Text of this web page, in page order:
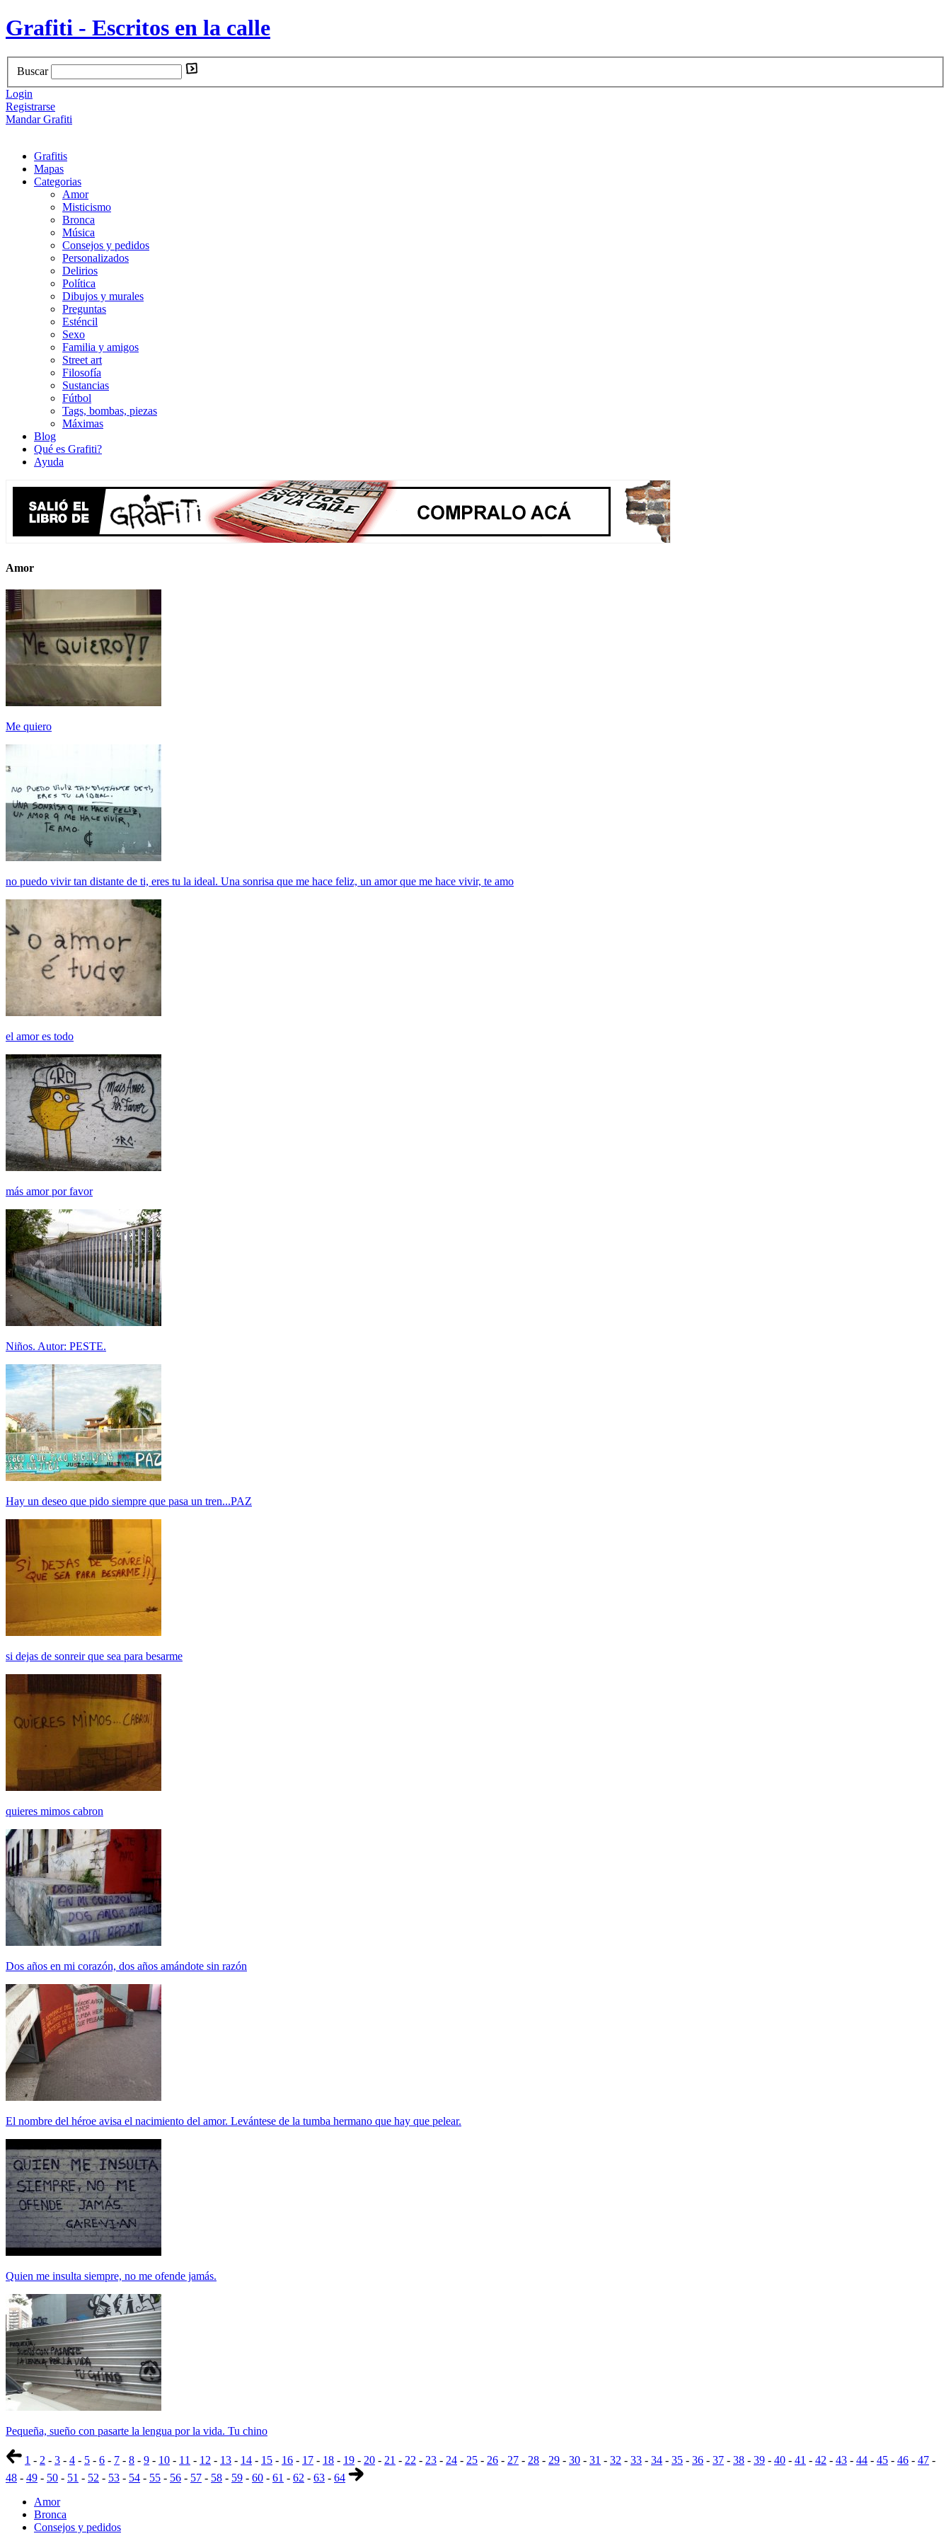
Grafiti - Escritos en la calle
Buscar
Login
Registrarse
Mandar Grafiti
Grafitis
Mapas
Categorias
Amor
Misticismo
Bronca
Música
Consejos y pedidos
Personalizados
Delirios
Política
Dibujos y murales
Preguntas
Esténcil
Sexo
Familia y amigos
Street art
Filosofía
Sustancias
Fútbol
Tags, bombas, piezas
Máximas
Blog
Qué es Grafiti?
Ayuda
Amor
Me quiero
no puedo vivir tan distante de ti, eres tu la ideal. Una sonrisa que me hace feliz, un amor que me hace vivir, te amo
el amor es todo
más amor por favor
Niños. Autor: PESTE.
Hay un deseo que pido siempre que pasa un tren...PAZ
si dejas de sonreir que sea para besarme
quieres mimos cabron
Dos años en mi corazón, dos años amándote sin razón
El nombre del héroe avisa el nacimiento del amor. Levántese de la tumba hermano que hay que pelear.
Quien me insulta siempre, no me ofende jamás.
Pequeña, sueño con pasarte la lengua por la vida. Tu chino
1 - 2 - 3 - 4 - 5 - 6 - 7 - 8 - 9 - 10 - 11 - 12 - 13 - 14 - 15 - 16 - 17 - 18 - 19 - 20 - 21 - 22 - 23 - 24 - 25 - 26 - 27 - 28 - 29 - 30 - 31 - 32 - 33 - 34 - 35 - 36 - 37 - 38 - 39 - 40 - 41 - 42 - 43 - 44 - 45 - 46 - 47 -
48 - 49 - 50 - 51 - 52 - 53 - 54 - 55 - 56 - 57 - 58 - 59 - 60 - 61 - 62 - 63 - 64
Amor
Bronca
Consejos y pedidos